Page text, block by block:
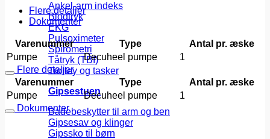
Ankel-arm indeks
Blodtryk
EKG
Pulsoximeter
Spirometri
Tåtryk (TBI)
Trolley og tasker
Gipsestuen
Badebeskytter til arm og ben
Gipsesav og klinger
Gipssko til børn
Flere detaljer
Dokumenter
Varenummer Type
Antal pr. æske
Pumpe
Decuheel pumpe
1
Flere detaljer
Varenummer
Type
Antal pr. æske
Pumpe
Decuheel pumpe
1
Dokumenter